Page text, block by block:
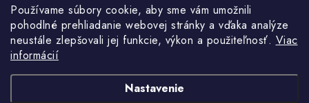
Používame súbory cookie, aby sme vám umožnili
pohodlné prehliadanie webovej stránky a vďaka analýze
neustále zlepšovali jej funkcie, výkon a použiteľnosť. Viac
informácií
Nastavenie
O nás
Platba a dodanie
Podmienky ochrany osobných údajov
Otvaracie hodiny veľkosklad
Pondelok: 7:30 – 16:00
Utorok: 7:30 – 16:00